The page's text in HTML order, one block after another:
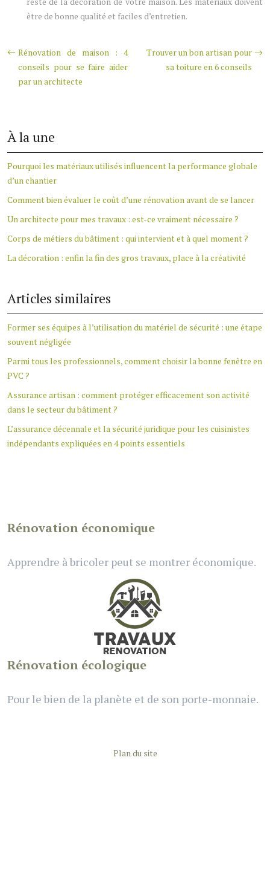
être de bonne qualité et faciles d’entretien.
Rénovation de maison : 4
conseils pour se faire aider
par un architecte
Trouver un bon artisan pour
sa toiture en 6 conseils
À la une
Pourquoi les matériaux utilisés influencent la performance globale
d’un chantier
Comment bien évaluer le coût d’une rénovation avant de se lancer
Un architecte pour mes travaux : est-ce vraiment nécessaire ?
Corps de métiers du bâtiment : qui intervient et à quel moment ?
La décoration : enfin la fin des gros travaux, place à la créativité
Articles similaires
Former ses équipes à l’utilisation du matériel de sécurité : une étape
souvent négligée
Parmi tous les professionnels, comment choisir la bonne fenêtre en
PVC ?
Assurance artisan : comment protéger efficacement son activité
dans le secteur du bâtiment ?
L’assurance décennale et la sécurité juridique pour les cuisinistes
indépendants expliquées en 4 points essentiels
Rénovation économique
Apprendre à bricoler peut se montrer économique.
Rénovation écologique
Pour le bien de la planète et de son porte-monnaie.
Plan du site